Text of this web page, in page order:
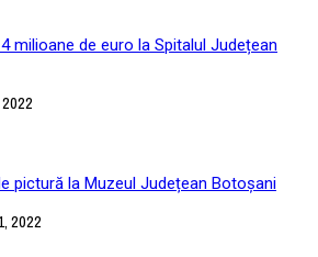
milioane de euro la Spitalul Județean
pictură la Muzeul Județean Botoșani
2022